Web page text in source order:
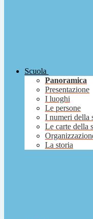
Scuola
Panoramica
Presentazione
I luoghi
Le persone
I numeri della
Le carte della
La storia